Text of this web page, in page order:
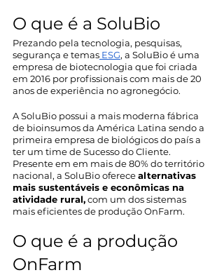
O que é a SoluBio
Prezando pela tecnologia, pesquisas,
segurança e temas ESG, a SoluBio é uma
empresa de biotecnologia que foi criada
em 2016 por profissionais com mais de 20
anos de experiência no agronegócio.
A SoluBio possui a mais moderna fábrica
de bioinsumos da América Latina sendo a
primeira empresa de biológicos do país a
ter um time de Sucesso do Cliente.
Presente em em mais de 80% do território
nacional, a SoluBio oferece alternativas
mais sustentáveis e econômicas na
atividade rural, com um dos sistemas
mais eficientes de produção OnFarm.
O que é a produção
OnFarm